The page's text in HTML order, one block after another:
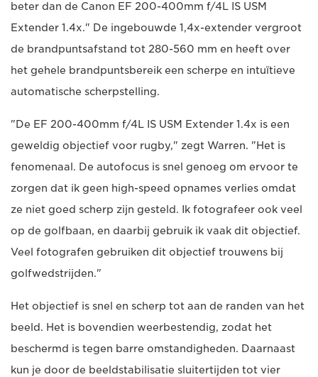
beter dan de Canon EF 200-400mm f/4L IS USM
Extender 1.4x." De ingebouwde 1,4x-extender vergroot
de brandpuntsafstand tot 280-560 mm en heeft over
het gehele brandpuntsbereik een scherpe en intuïtieve
automatische scherpstelling.
"De EF 200-400mm f/4L IS USM Extender 1.4x is een
geweldig objectief voor rugby," zegt Warren. "Het is
fenomenaal. De autofocus is snel genoeg om ervoor te
zorgen dat ik geen high-speed opnames verlies omdat
ze niet goed scherp zijn gesteld. Ik fotografeer ook veel
op de golfbaan, en daarbij gebruik ik vaak dit objectief.
Veel fotografen gebruiken dit objectief trouwens bij
golfwedstrijden."
Het objectief is snel en scherp tot aan de randen van het
beeld. Het is bovendien weerbestendig, zodat het
beschermd is tegen barre omstandigheden. Daarnaast
kun je door de beeldstabilisatie sluitertijden tot vier